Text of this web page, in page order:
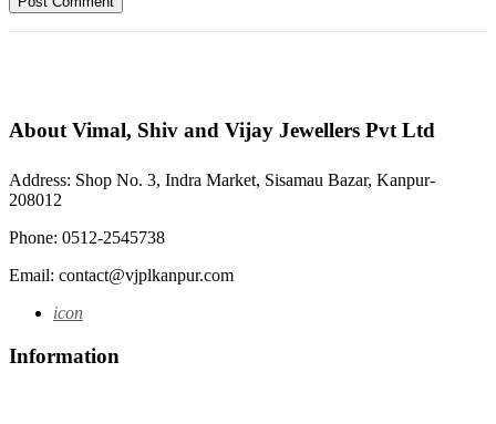
About Vimal, Shiv and Vijay Jewellers Pvt Ltd
Address: Shop No. 3, Indra Market, Sisamau Bazar, Kanpur-
208012
Phone: 0512-2545738
Email: contact@vjplkanpur.com
icon
Information